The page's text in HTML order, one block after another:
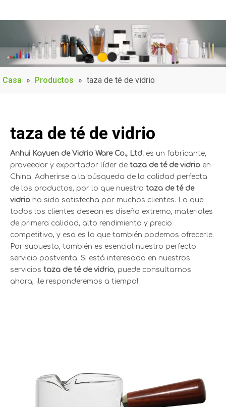
Casa » Productos » taza de té de vidrio
taza de té de vidrio
Anhui Kayuen de Vidrio Ware Co., Ltd. es un fabricante,
proveedor y exportador líder de taza de té de vidrio en
China. Adherirse a la búsqueda de la calidad perfecta
de los productos, por lo que nuestra taza de té de
vidrio ha sido satisfecha por muchos clientes. Lo que
todos los clientes desean es diseño extremo, materiales
de primera calidad, alto rendimiento y precio
competitivo, y eso es lo que también podemos ofrecerle.
Por supuesto, también es esencial nuestro perfecto
servicio postventa. Si está interesado en nuestros
servicios taza de té de vidrio, puede consultarnos
ahora, ¡le responderemos a tiempo!